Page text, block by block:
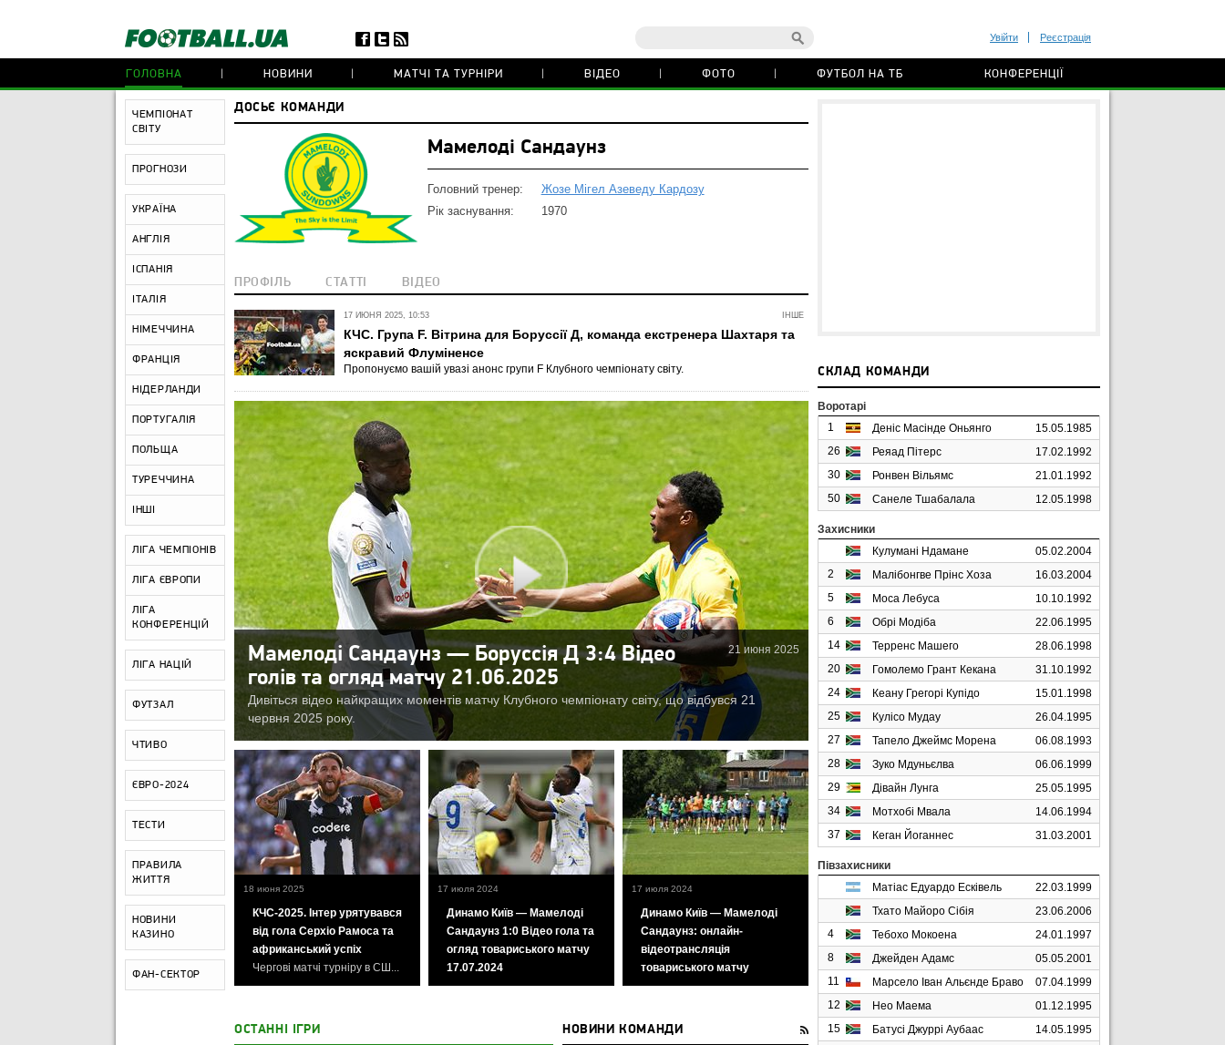
Увійти Реєстрація
ГОЛОВНА НОВИНИ МАТЧІ ТА ТУРНІРИ ВІДЕО ФОТО ФУТБОЛ НА ТБ КОНФЕРЕНЦІЇ
ЧЕМПІОНАТ
СВІТУ
ПРОГНОЗИ
УКРАЇНА
АНГЛІЯ
ІСПАНІЯ
ІТАЛІЯ
НІМЕЧЧИНА
ФРАНЦІЯ
НІДЕРЛАНДИ
ПОРТУГАЛІЯ
ПОЛЬЩА
ТУРЕЧЧИНА
ІНШІ
ЛІГА ЧЕМПІОНІВ
ЛІГА ЄВРОПИ
ЛІГА
КОНФЕРЕНЦІЙ
ЛІГА НАЦІЙ
ФУТЗАЛ
ЧТИВО
ЄВРО-2024
ТЕСТИ
ПРАВИЛА
ЖИТТЯ
НОВИНИ
КАЗИНО
ФАН-СЕКТОР
ДОСЬЄ КОМАНДИ
Мамелоді Сандаунз
Головний тренер:
Жозе Мігел Азеведу Кардозу
Рік заснування:
1970
ПРОФІЛЬ СТАТТІ ВІДЕО
ІНШЕ
17 ИЮНЯ 2025, 10:53
КЧС. Група F. Вітрина для Боруссії Д, команда екстренера Шахтаря та
яскравий Флуміненсе
Пропонуємо вашій увазі анонс групи F Клубного чемпіонату світу.
21 июня 2025
Мамелоді Сандаунз — Боруссія Д 3:4 Відео
голів та огляд матчу 21.06.2025
Дивіться відео найкращих моментів матчу Клубного чемпіонату світу, що відбувся 21
червня 2025 року.
18 июня 2025
КЧС-2025. Інтер урятувався
від гола Серхіо Рамоса та
африканський успіх
Чергові матчі турніру в СШ...
17 июля 2024
Динамо Київ — Мамелоді
Сандаунз 1:0 Відео гола та
огляд товариського матчу
17.07.2024
17 июля 2024
Динамо Київ — Мамелоді
Сандаунз: онлайн-
відеотрансляція
товариського матчу
ОСТАННІ ІГРИ НОВИНИ КОМАНДИ
СКЛАД КОМАНДИ
Воротарі
1
Деніс Масінде Оньянго
15.05.1985
26
Реяад Пітерс
17.02.1992
30
Ронвен Вільямс
21.01.1992
50
Санеле Тшабалала 12.05.1998
Захисники
Кулумані Ндамане
05.02.2004
2
Малібонгве Прінс Хоза
16.03.2004
5
Моса Лебуса
10.10.1992
6
Обрі Модіба
22.06.1995
14
Терренс Машего
28.06.1998
20
Гомолемо Грант Кекана
31.10.1992
24
Кеану Грегорі Купідо
15.01.1998
25
Кулісо Мудау
26.04.1995
27
Тапело Джеймс Морена
06.08.1993
28
Зуко Мдуньєлва
06.06.1999
29
Дівайн Лунга
25.05.1995
34
Мотхобі Мвала
14.06.1994
37
Кеган Йоганнес 31.03.2001
Півзахисники
Матіас Едуардо Есківель
22.03.1999
Тхато Майоро Сібія
23.06.2006
4
Тебохо Мокоена
24.01.1997
8
Джейден Адамс
05.05.2001
11
Марсело Іван Альєнде Браво
07.04.1999
12
Нео Маема
01.12.1995
15
Батусі Джуррі Аубаас
14.05.1995